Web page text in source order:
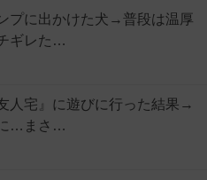
プに出かけた犬→普段は温厚
ギレた…
人宅』に遊びに行った結果→
…まさ…